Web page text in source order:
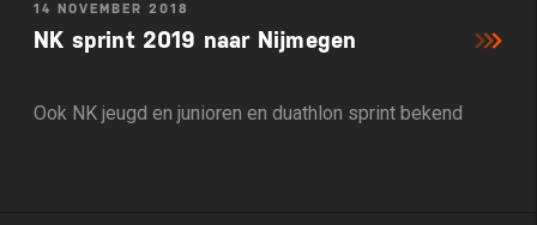
14 NOVEMBER 2018
NK sprint 2019 naar Nijmegen
Ook NK jeugd en junioren en duathlon sprint bekend